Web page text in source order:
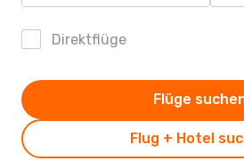
Direktflüge
Flug + Hotel
Flüge